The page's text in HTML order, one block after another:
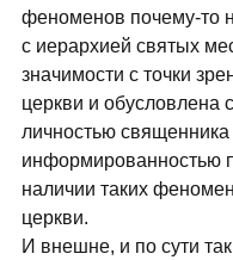
феноменов почему-то
с иерархией святых
значимости с точки
церкви и обусловлена
личностью священника
информированностью
наличии таких
церкви.
И внешне, и по сути